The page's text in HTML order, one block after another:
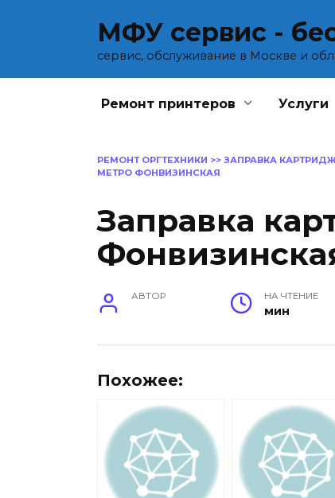
МФУ сервис -
сервис, обслуживание в Москве и
Ремонт принтеров Услуги
РЕМОНТ ОРГТЕХНИКИ >> ЗАПРАВКА
МЕТРО ФОНВИЗИНСКАЯ
Заправка
АВТОР НА ЧТЕНИЕ
мин
Похожее: